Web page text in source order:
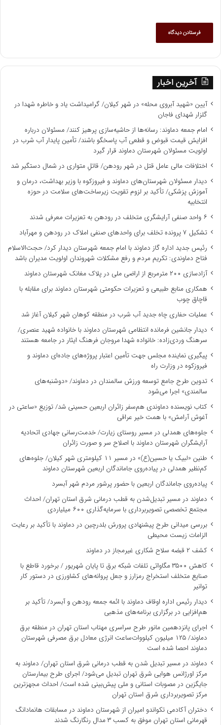
آخرین اخبار
آیین «شهید آبروی محله» در شهر کیلان/ گرامیداشت یاد و خاطره شهدا در
گلزار شهدای فاجان
امام جمعه دماوند: رسانه‌ها از حاشیه‌سازی پرهیز کنند/ مسئولان درباره
افزایش قیمت قبوض و قطعی آب پاسخگو باشند/ تأمین پایدار آب شرب در
اولویت مسئولان شهرستان دماوند قرار گیرد
اختلافات مالی عامل قتل در شهر رودهن/ قاتلِ متواری در شمال دستگیر شد
دیدار مسئولان شهرستان‌های دماوند و فیروزکوه با وزیر بهداشت، درمان و
آموزش پزشکی/ تأکید بر لزوم تقویت زیرساخت‌های سلامت در حوزه
انتخابیه
۶ واحد صنفی آرایشگری متخلف در رودهن به تعزیرات معرفی شدند
تشکیل ۷ پرونده تخلف برای واحدهای صنفی املاک در رودهن و مهرآباد
رئیس جدید اداره گاز دماوند با امام جمعه شهرستان دیدار کرد/ حجت‌الاسلام
فتاح دماوندی: تکریم مردم و رفع مشکلات شهروندان اولویت مدیران باشد
آزادسازی ۲۰۰ مترمربع از اراضی ملی در پلاک مغانک شهرستان دماوند
همکاری منابع طبیعی و تعزیرات حکومتی شهرستان دماوند برای مقابله با
قاچاق چوب
عملیات حفاری چاه جدید آب شرب در منطقه کوهان شهر کیلان آغاز شد
دیدار جانشین فرمانده انتظامی شهرستان دماوند با خانواده شهید عنصری/
سرهنگ وردی‌زاده: خانواده شهدا مروجان فرهنگ ایثار در جامعه هستند
پیگیری نماینده مجلس جهت تأمین اعتبار پروژه‌های جاده‌ای دماوند و
فیروزکوه در وزارت راه
تدوین طرح جامع توسعه ورزش سالمندان در دماوند/ «دوشنبه‌های
سالمندی» اجرا می‌شود
کتاب نویسنده دماوندی هم‌سفر زائران اربعین حسینی شد/ توزیع «ساعتی در
آغوش آرامش» با همت خیر عراقی
جلوه‌های همدلی در مسیر روستای زیارت/ خدمت‌رسانی جهادی اتحادیه
آرایشگران شهرستان دماوند با اصلاح سر و صورت زائران
طنین «لبیک یا حسین(ع)» در مسیر ۱۱ کیلومتری شهر کیلان/ جلوه‌های
کم‌نظیر همدلی در پیاده‌روی جاماندگان اربعین شهرستان دماوند
پیاده‌روی جاماندگان اربعین با حضور پرشور مردم شهر آبسرد
دماوند در مسیر تبدیل‌شدن به قطب درمانی شرق استان تهران/ احداث
مجتمع تخصصی تصویربرداری با سرمایه‌گذاری ۶۰۰ میلیاردی
بررسی میدانی طرح پیشنهادی پرورش بلدرچین در دماوند با تأکید بر رعایت
الزامات زیست ‌محیطی
کشف ۲ قبضه سلاح شکاری غیرمجاز در دماوند
کاهش ۳۵۰۰ مگاواتی تلفات شبکه برق تا پایان شهریور / برخورد قاطع با
صنایع متخلف استخراج رمزارز و جعل پروانه‌های کشاورزی در دستور کار
توانیر
دیدار رئیس اداره اوقاف دماوند با ائمه جمعه رودهن و آبسرد/ تأکید بر
هم‌افزایی در برگزاری برنامه‌های مذهبی
اجرای پانزدهمین مانور طرح سراسری مهتاب استان تهران در منطقه برق
دماوند/ ۱۲۵ میلیون کیلووات‌ساعت انرژی معادل برق مصرفی شهرستان
دماوند احصا شده است
دماوند در مسیر تبدیل شدن به قطب درمانی شرق استان تهران/ دماوند به
مرکز اورژانس هوایی شرق تهران تبدیل می‌شود/ اجرای طرح بیمارستان
جایگزین در مصوبات استانی و ملی پیش‌بینی شده است/ احداث مجهزترین
مرکز تصویربرداری شرق استان تهران
دختران آکادمی تکواندو امیران از شهرستان دماوند در مسابقات هانمادانگ
قهرمانی استان تهران موفق به کسب ۳ مدال رنگارنگ شدند